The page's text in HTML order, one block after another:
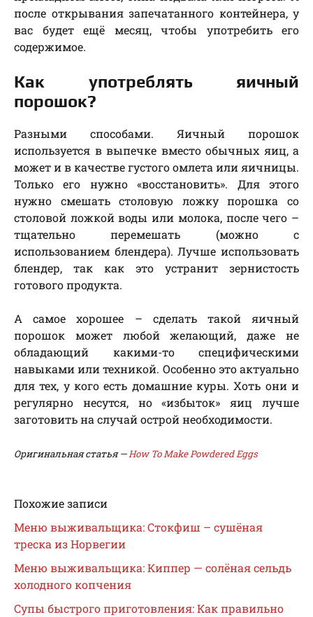
после открывания запечатанного контейнера, у
вас будет ещё месяц, чтобы употребить его
содержимое.
Как употреблять яичный
порошок?
Разными способами. Яичный порошок
используется в выпечке вместо обычных яиц, а
может и в качестве густого омлета или яичницы.
Только его нужно «восстановить». Для этого
нужно смешать столовую ложку порошка со
столовой ложкой воды или молока, после чего –
тщательно перемешать (можно с
использованием блендера). Лучше использовать
блендер, так как это устранит зернистость
готового продукта.
А самое хорошее – сделать такой яичный
порошок может любой желающий, даже не
обладающий какими-то специфическими
навыками или техникой. Особенно это актуально
для тех, у кого есть домашние куры. Хоть они и
регулярно несутся, но «избыток» яиц лучше
заготовить на случай острой необходимости.
Оригинальная статья —How To Make Powdered Eggs
Похожие записи
Меню выживальщика: Стокфиш – сушёная
треска из Норвегии
Меню выживальщика: Киппер — солёная сельдь
холодного копчения
Супы быстрого приготовления: Как правильно